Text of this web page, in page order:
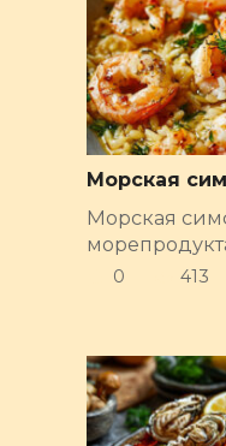
Морская
Морская
0 413